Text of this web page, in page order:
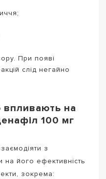
При появі
слід негайно
впливають на
100 мг
з
на його ефективність
зокрема: